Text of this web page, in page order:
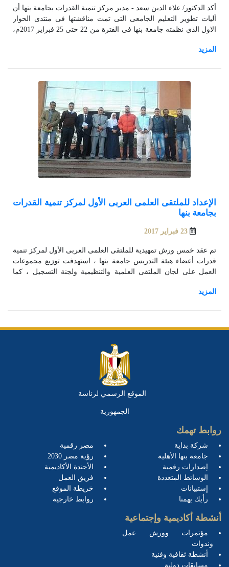
أكد الدكتور/ علاء الدين سعد - مدير مركز تنمية القدرات بجامعة بنها أن
أليات تطوير التعليم الجامعى التى تمت مناقشتها فى منتدى الحوار
الاول الذي نظمته جامعة بنها فى الفترة من 22 حتى 25 فبراير 2017م،
التنمية المهنيه والعمل المؤسسى وتنمية قدرات أعضاء التدريس.
الإعداد للملتقى العلمى العربى الأول لمركز تنمية القدرات
بجامعة بنها
23 فبراير 2017
تم عقد خمس ورش تمهيدية للملتقى العلمى العربى الأول لمركز تنمية
قدرات أعضاء هيئة التدريس جامعة بنها ، استهدفت توزيع مجموعات
العمل على لجان الملتقى العلمية والتنظيمية ولجنة التسجيل ، كما
على الأيام الثلاث للتدريب ، وكذلك صياغة إستمارة تحديد الإحتياجات
الموقع الرسمي لرئاسة
الجمهورية
روابط تهمك
شركة بداية
جامعة بنها الأهلية
إصدارات رقمية
الوسائط المتعددة
إستبيانات
رأيك يهمنا
مصر رقمية
رؤية مصر 2030
الأجندة الأكاديمية
فريق العمل
خريطة الموقع
روابط خارجية
أنشطة أكاديمية وإجتماعية
مؤتمرات وورش عمل
وندوات
أنشطة ثقافية وفنية
مسابقات دولية